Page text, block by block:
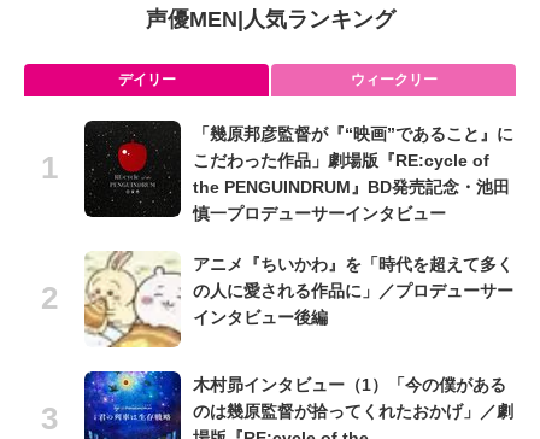
声優MEN 人気ランキング
デイリー ウィークリー
「幾原邦彦監督が『“映画”であること』に
こだわった作品」劇場版『RE:cycle of
the PENGUINDRUM』BD発売記念・池田
慎一プロデューサーインタビュー
アニメ『ちいかわ』を「時代を超えて多く
の人に愛される作品に」／プロデューサー
インタビュー後編
木村昴インタビュー（1）「今の僕がある
のは幾原監督が拾ってくれたおかげ」／劇